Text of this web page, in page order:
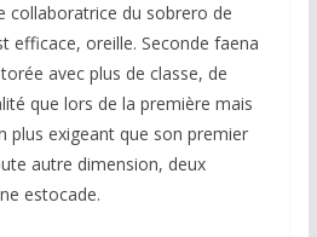
collaboratrice du sobrero de
efficace, oreille. Seconde faena
avec plus de classe, de
que lors de la première mais
plus exigeant que son premier
autre dimension, deux
estocade.